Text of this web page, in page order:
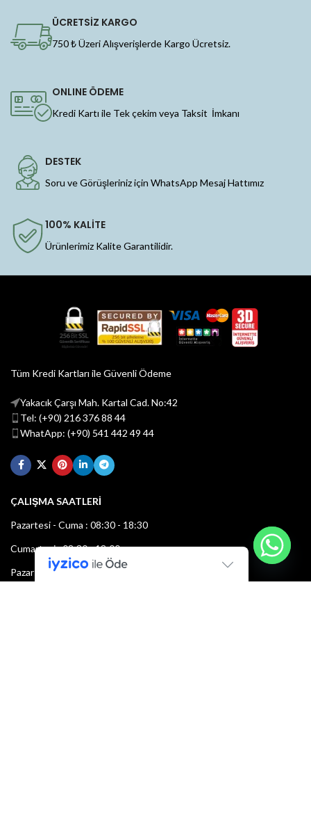
ÜCRETSİZ KARGO
750 ₺ Üzeri Alışverişlerde Kargo Ücretsiz.
ONLINE ÖDEME
Kredi Kartı ile Tek çekim veya Taksit İmkanı
DESTEK
Soru ve Görüşleriniz için WhatsApp Mesaj Hattımız
100% KALİTE
Ürünlerimiz Kalite Garantilidir.
Tüm Kredi Kartları ile Güvenli Ödeme
Yakacık Çarşı Mah. Kartal Cad. No:42
Tel: (+90) 216 376 88 44
WhatApp: (+90) 541 442 49 44
ÇALIŞMA SAATLERİ
Pazartesi - Cuma : 08:30 - 18:30
Cumartesi : 08:30 - 13:00
Pazar: Kapalı